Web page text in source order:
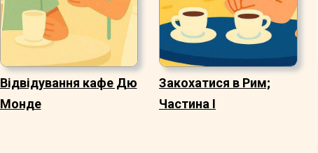
Відвідування кафе Дю
Монде
Закохатися в Рим;
Частина I